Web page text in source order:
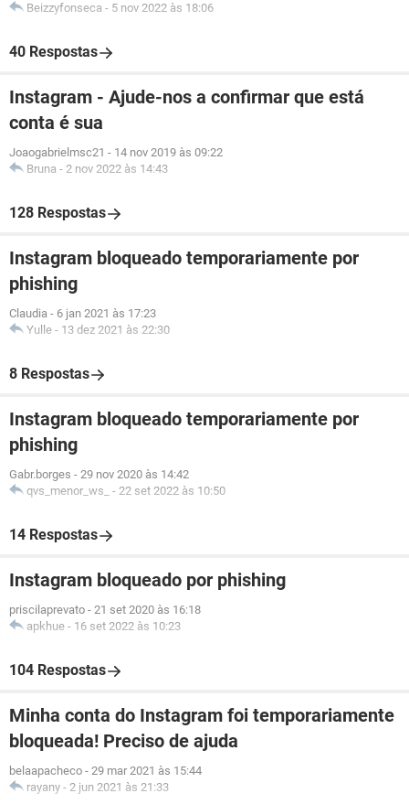
Beizzyfonseca - 5 nov 2022 às 18:06
40 Respostas
Instagram - Ajude-nos a confirmar que está
conta é sua
Joaogabrielmsc21 - 14 nov 2019 às 09:22
Bruna - 2 nov 2022 às 14:43
128 Respostas
Instagram bloqueado temporariamente por
phishing
Claudia - 6 jan 2021 às 17:23
Yulle - 13 dez 2021 às 22:30
8 Respostas
Instagram bloqueado temporariamente por
phishing
Gabr.borges - 29 nov 2020 às 14:42
qvs_menor_ws_
- 22 set 2022 às 10:50
14 Respostas
Instagram bloqueado por phishing
priscilaprevato - 21 set 2020 às 16:18
apkhue - 16 set 2022 às 10:23
104 Respostas
Minha conta do Instagram foi temporariamente
bloqueada! Preciso de ajuda
belaapacheco - 29 mar 2021 às 15:44
rayany - 2 jun 2021 às 21:33